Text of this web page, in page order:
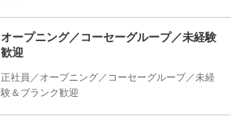
オープニング／コーセーグループ／未経験
歓迎
正社員／オープニング／コーセーグループ／未経
験＆ブランク歓迎